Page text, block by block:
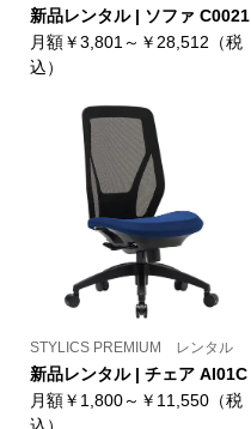
新品レンタル | ソファ C0021
月額￥3,801～￥28,512（税
込）
STYLICS PREMIUM レンタル
新品レンタル | チェア AI01C
月額￥1,800～￥11,550（税